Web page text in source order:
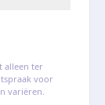
alleen ter
voor
variëren.